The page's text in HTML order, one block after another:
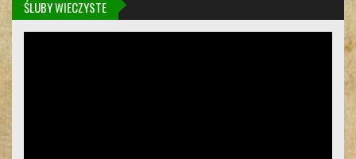
ŚLUBY WIECZYSTE